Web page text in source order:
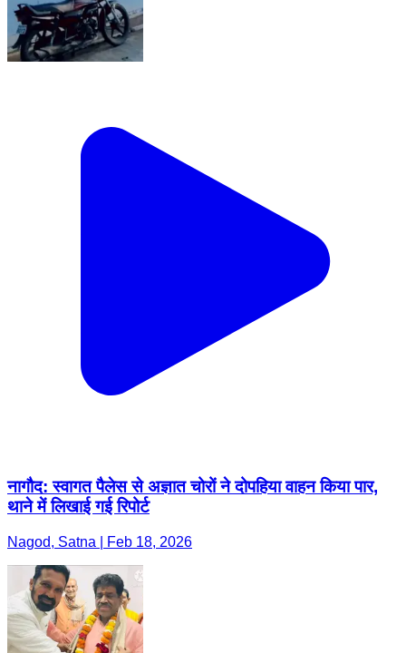
नागौद: स्वागत पैलेस से अज्ञात चोरों ने दोपहिया वाहन किया पार,
थाने में लिखाई गई रिपोर्ट
Nagod, Satna | Feb 18, 2026